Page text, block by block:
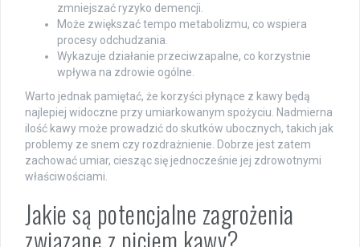
zmniejszać ryzyko demencji.
Może zwiększać tempo metabolizmu, co wspiera
procesy odchudzania.
Wykazuje działanie przeciwzapalne, co korzystnie
wpływa na zdrowie ogólne.
Warto jednak pamiętać, że korzyści płynące z kawy będą
najlepiej widoczne przy umiarkowanym spożyciu. Nadmierna
ilość kawy może prowadzić do skutków ubocznych, takich jak
problemy ze snem czy rozdrażnienie. Dobrze jest zatem
zachować umiar, ciesząc się jednocześnie jej zdrowotnymi
właściwościami.
Jakie są potencjalne zagrożenia